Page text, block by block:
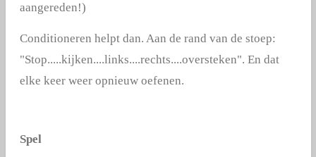
aangereden!)
Conditioneren helpt dan. Aan de rand van de stoep:
"Stop.....kijken....links....rechts....oversteken". En dat
elke keer weer opnieuw oefenen.
Spel